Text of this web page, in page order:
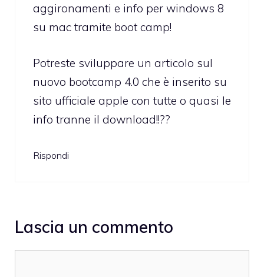
aggironamenti e info per windows 8
su mac tramite boot camp!
Potreste sviluppare un articolo sul
nuovo bootcamp 4.0 che è inserito su
sito ufficiale apple con tutte o quasi le
info tranne il download!!??
Rispondi
Lascia un commento